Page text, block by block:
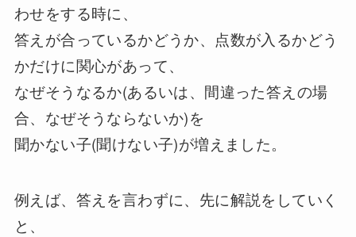
わせをする時に、
答えが合っているかどうか、点数が入るかどう
かだけに関心があって、
なぜそうなるか(あるいは、間違った答えの場
合、なぜそうならないか)を
聞かない子(聞けない子)が増えました。
例えば、答えを言わずに、先に解説をしていく
と、